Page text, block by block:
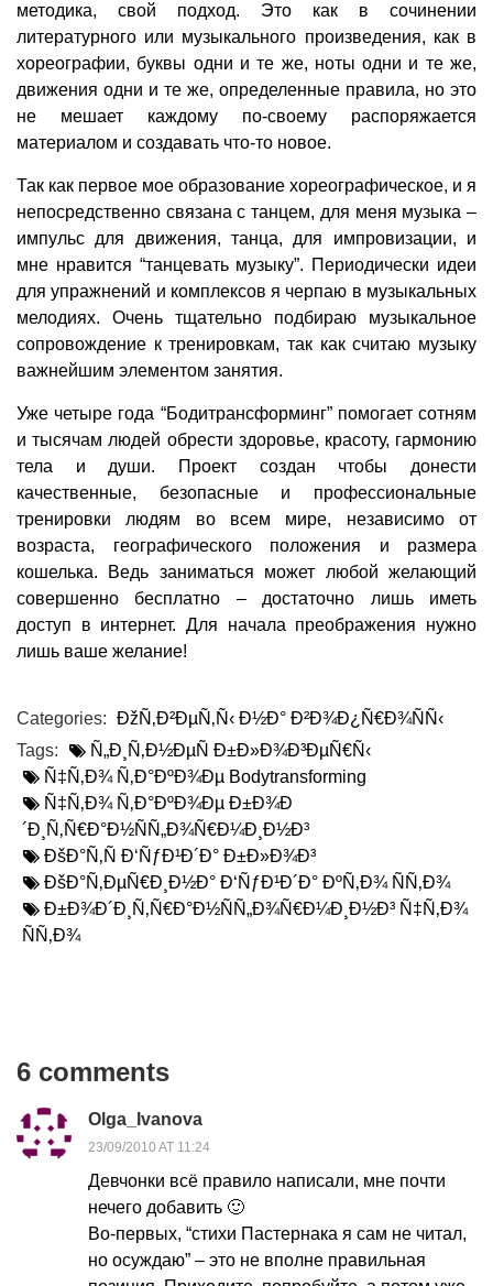
методика, свой подход. Это как в сочинении
литературного или музыкального произведения, как в
хореографии, буквы одни и те же, ноты одни и те же,
движения одни и те же, определенные правила, но это
не мешает каждому по-своему распоряжается
материалом и создавать что-то новое.
Так как первое мое образование хореографическое, и я
непосредственно связана с танцем, для меня музыка –
импульс для движения, танца, для импровизации, и
мне нравится “танцевать музыку”. Периодически идеи
для упражнений и комплексов я черпаю в музыкальных
мелодиях. Очень тщательно подбираю музыкальное
сопровождение к тренировкам, так как считаю музыку
важнейшим элементом занятия.
Уже четыре года “Бодитрансформинг” помогает сотням
и тысячам людей обрести здоровье, красоту, гармонию
тела и души. Проект создан чтобы донести
качественные, безопасные и профессиональные
тренировки людям во всем мире, независимо от
возраста, географического положения и размера
кошелька. Ведь заниматься может любой желающий
совершенно бесплатно – достаточно лишь иметь
доступ в интернет. Для начала преображения нужно
лишь ваше желание!
Categories: ÐžÑ‚Ð²ÐµÑ‚Ñ‹ Ð½Ð° Ð²Ð¾Ð¿Ñ€Ð¾ÑÑ‹
Tags:
Ñ„Ð¸Ñ‚Ð½ÐµÑ Ð±Ð»Ð¾Ð³ÐµÑ€Ñ‹
Ñ‡Ñ‚Ð¾ Ñ‚Ð°ÐºÐ¾Ðµ Bodytransforming
Ñ‡Ñ‚Ð¾ Ñ‚Ð°ÐºÐ¾Ðµ Ð±Ð¾Ð
´Ð¸Ñ‚Ñ€Ð°Ð½ÑÑ„Ð¾Ñ€Ð¼Ð¸Ð½Ð³
ÐšÐ°Ñ‚Ñ Ð‘ÑƒÐ¹Ð´Ð° Ð±Ð»Ð¾Ð³
ÐšÐ°Ñ‚ÐµÑ€Ð¸Ð½Ð° Ð‘ÑƒÐ¹Ð´Ð° ÐºÑ‚Ð¾ ÑÑ‚Ð¾
Ð±Ð¾Ð´Ð¸Ñ‚Ñ€Ð°Ð½ÑÑ„Ð¾Ñ€Ð¼Ð¸Ð½Ð³ Ñ‡Ñ‚Ð¾
ÑÑ‚Ð¾
6 comments
Olga_Ivanova
23/09/2010 AT 11:24
Девчонки всё правило написали, мне почти
нечего добавить 🙂
Во-первых, “стихи Пастернака я сам не читал,
но осуждаю” – это не вполне правильная